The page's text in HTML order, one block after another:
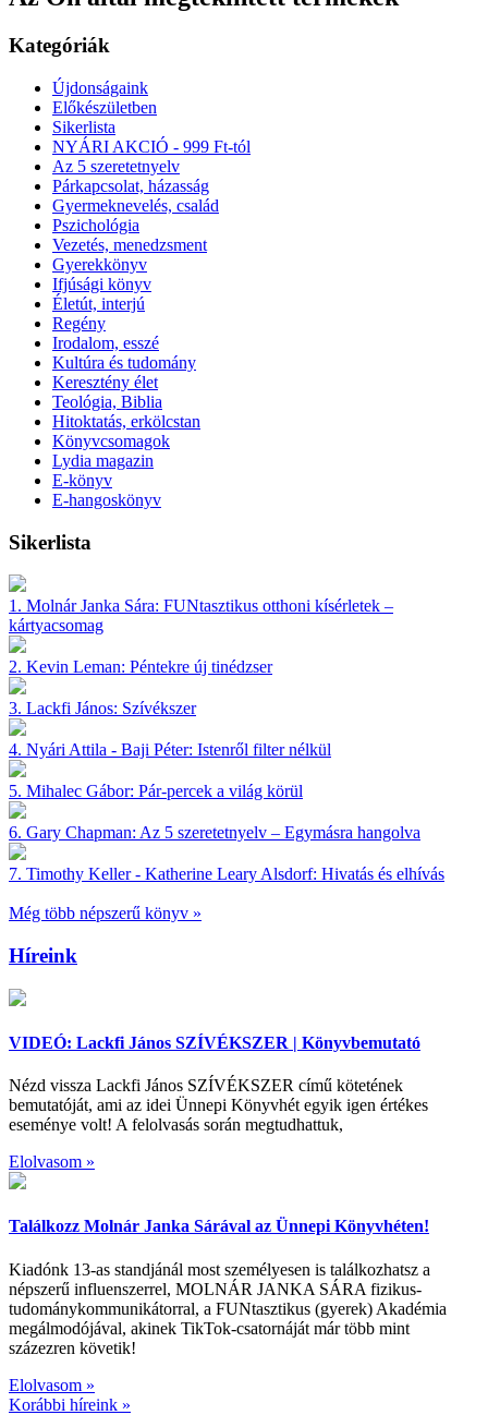
Kategóriák
Újdonságaink
Előkészületben
Sikerlista
NYÁRI AKCIÓ - 999 Ft-tól
Az 5 szeretetnyelv
Párkapcsolat, házasság
Gyermeknevelés, család
Pszichológia
Vezetés, menedzsment
Gyerekkönyv
Ifjúsági könyv
Életút, interjú
Regény
Irodalom, esszé
Kultúra és tudomány
Keresztény élet
Teológia, Biblia
Hitoktatás, erkölcstan
Könyvcsomagok
Lydia magazin
E-könyv
E-hangoskönyv
Sikerlista
1. Molnár Janka Sára: FUNtasztikus otthoni kísérletek –
kártyacsomag
2. Kevin Leman: Péntekre új tinédzser
3. Lackfi János: Szívékszer
4. Nyári Attila - Baji Péter: Istenről filter nélkül
5. Mihalec Gábor: Pár-percek a világ körül
6. Gary Chapman: Az 5 szeretetnyelv – Egymásra hangolva
7. Timothy Keller - Katherine Leary Alsdorf: Hivatás és elhívás
Még több népszerű könyv »
Híreink
VIDEÓ: Lackfi János SZÍVÉKSZER | Könyvbemutató
Nézd vissza Lackfi János SZÍVÉKSZER című kötetének
bemutatóját, ami az idei Ünnepi Könyvhét egyik igen értékes
eseménye volt! A felolvasás során megtudhattuk,
Elolvasom »
Találkozz Molnár Janka Sárával az Ünnepi Könyvhéten!
Kiadónk 13-as standjánál most személyesen is találkozhatsz a
népszerű influenszerrel, MOLNÁR JANKA SÁRA fizikus-
tudománykommunikátorral, a FUNtasztikus (gyerek) Akadémia
megálmodójával, akinek TikTok-csatornáját már több mint
százezren követik!
Elolvasom »
Korábbi híreink »